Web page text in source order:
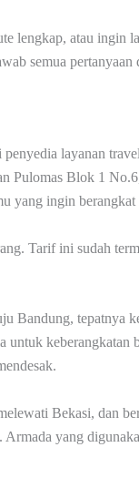
lengkap, atau ingin
semua pertanyaan
layanan
Pulomas Blok 1
yang ingin
Tarif ini sudah
Bandung, tepatnya
keberangkatan
Bekasi, dan
yang